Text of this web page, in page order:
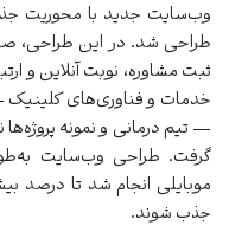
وب‌سایت جدید با محوریت
طراحی شد. در این طراحی،
ثبت مشاوره، نوبت آنلاین و
— تیم درمانی و نمونه
گرفت. طراحی وب‌سایت
موبایلی انجام شد تا درصد
جذب شوند.